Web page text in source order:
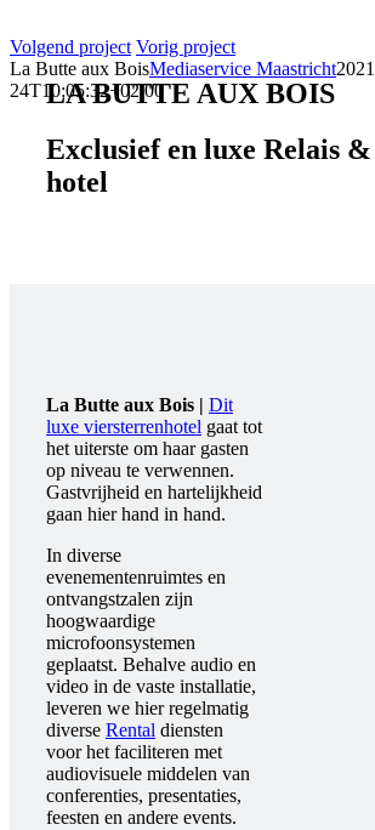
Volgend project Vorig project
La Butte aux BoisMediaservice Maastricht
24T10:05:32+02:00
LA BUTTE AUX BOIS
Exclusief en luxe Relais
hotel
La Butte aux Bois | Dit
luxe viersterrenhotel gaat tot
het uiterste om haar gasten
op niveau te verwennen.
Gastvrijheid en hartelijkheid
gaan hier hand in hand.
In diverse
evenementenruimtes en
ontvangstzalen zijn
hoogwaardige
microfoonsystemen
geplaatst. Behalve audio en
video in de vaste installatie,
leveren we hier regelmatig
diverse Rental diensten
voor het faciliteren met
audiovisuele middelen van
conferenties, presentaties,
feesten en andere events.